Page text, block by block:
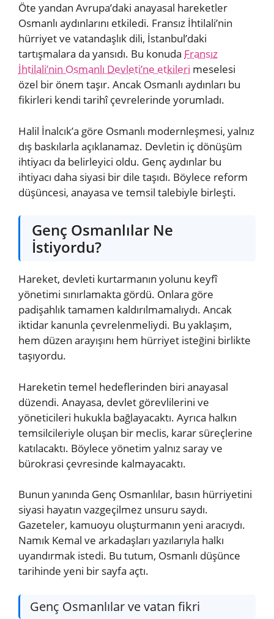
Öte yandan Avrupa’daki anayasal hareketler
Osmanlı aydınlarını etkiledi. Fransız İhtilali’nin
hürriyet ve vatandaşlık dili, İstanbul’daki
tartışmalara da yansıdı. Bu konuda Fransız
İhtilali’nin Osmanlı Devleti’ne etkileri meselesi
özel bir önem taşır. Ancak Osmanlı aydınları bu
fikirleri kendi tarihî çevrelerinde yorumladı.
Halil İnalcık’a göre Osmanlı modernleşmesi, yalnız
dış baskılarla açıklanamaz. Devletin iç dönüşüm
ihtiyacı da belirleyici oldu. Genç aydınlar bu
ihtiyacı daha siyasi bir dile taşıdı. Böylece reform
düşüncesi, anayasa ve temsil talebiyle birleşti.
Genç Osmanlılar Ne
İstiyordu?
Hareket, devleti kurtarmanın yolunu keyfî
yönetimi sınırlamakta gördü. Onlara göre
padişahlık tamamen kaldırılmamalıydı. Ancak
iktidar kanunla çevrelenmeliydi. Bu yaklaşım,
hem düzen arayışını hem hürriyet isteğini birlikte
taşıyordu.
Hareketin temel hedeflerinden biri anayasal
düzendi. Anayasa, devlet görevlilerini ve
yöneticileri hukukla bağlayacaktı. Ayrıca halkın
temsilcileriyle oluşan bir meclis, karar süreçlerine
katılacaktı. Böylece yönetim yalnız saray ve
bürokrasi çevresinde kalmayacaktı.
Bunun yanında Genç Osmanlılar, basın hürriyetini
siyasi hayatın vazgeçilmez unsuru saydı.
Gazeteler, kamuoyu oluşturmanın yeni aracıydı.
Namık Kemal ve arkadaşları yazılarıyla halkı
uyandırmak istedi. Bu tutum, Osmanlı düşünce
tarihinde yeni bir sayfa açtı.
Genç Osmanlılar ve vatan fikri